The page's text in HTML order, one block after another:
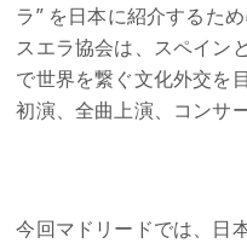
ラ” を日本に紹介するた
スエラ協会は、スペイン
で世界を繋ぐ文化外交を
初演、全曲上演、コンサ
今回マドリードでは、日